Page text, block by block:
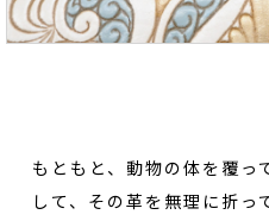
もともと、動物の体を覆っ
して、その革を無理に折っ